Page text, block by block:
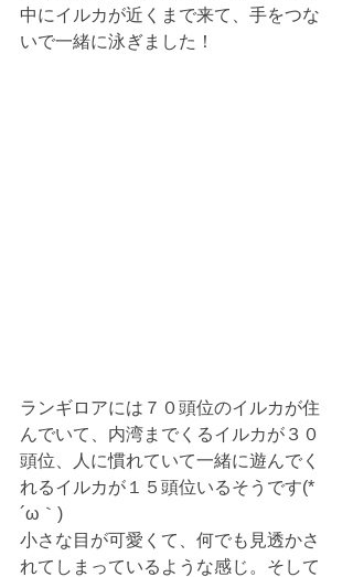
中にイルカが近くまで来て、手をつな
いで一緒に泳ぎました！
ランギロアには７０頭位のイルカが住
んでいて、内湾までくるイルカが３０
頭位、人に慣れていて一緒に遊んでく
れるイルカが１５頭位いるそうです(*
´ω｀)
小さな目が可愛くて、何でも見透かさ
れてしまっているような感じ。そして